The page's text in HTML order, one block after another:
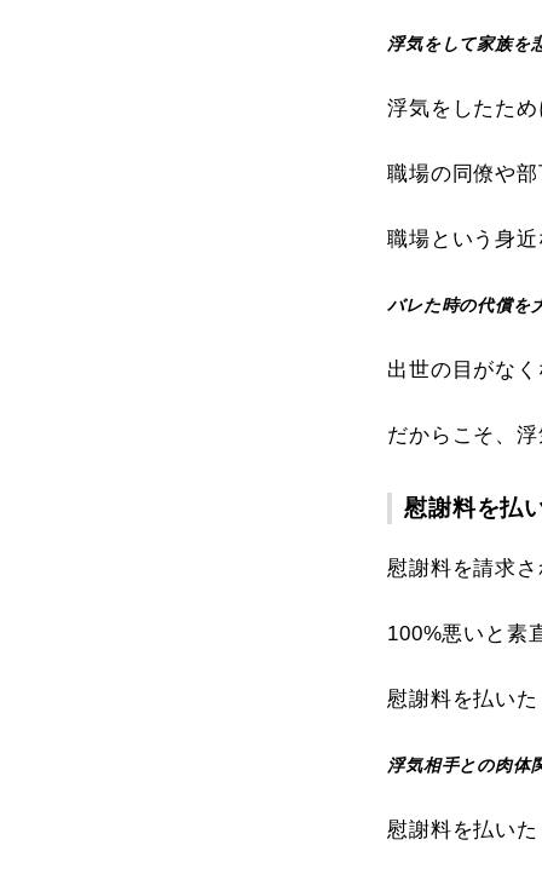
浮気をして家族を
浮気をしたた
職場の同僚や
職場という身
バレた時の代償を
出世の目がな
だからこそ、
慰謝料を払
慰謝料を請求
100%悪いと素
慰謝料を払い
浮気相手との肉体
慰謝料を払い